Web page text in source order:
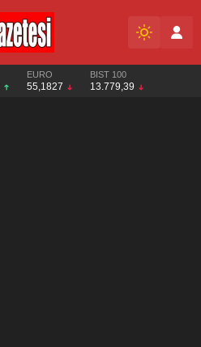
EURO
55,1827
BIST 100
13.779,39